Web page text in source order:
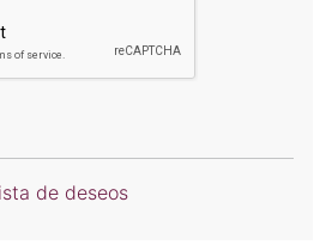
de deseos